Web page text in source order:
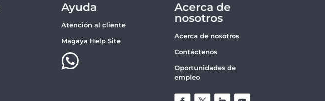
Ayuda
Atención al cliente
Magaya Help Site
Acerca de
nosotros
Acerca de nosotros
Contáctenos
Oportunidades de
empleo